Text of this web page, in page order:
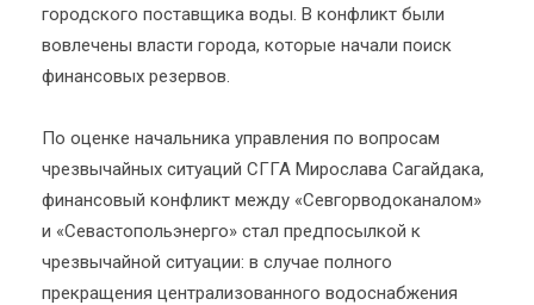
городского поставщика воды. В конфликт были
вовлечены власти города, которые начали поиск
финансовых резервов.
По оценке начальника управления по вопросам
чрезвычайных ситуаций СГГА Мирослава Сагайдака,
финансовый конфликт между «Севгорводоканалом»
и «Севастопольэнерго» стал предпосылкой к
чрезвычайной ситуации: в случае полного
прекращения централизованного водоснабжения